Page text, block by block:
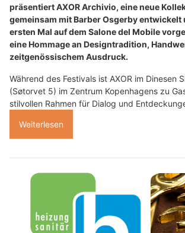
präsentiert AXOR Archivio, eine neue
gemeinsam mit Barber Osgerby entwickelt
ersten Mal auf dem Salone del Mobile
eine Hommage an Designtradition,
zeitgenössischem Ausdruck.
Während des Festivals ist AXOR im Dinesen
(Søtorvet 5) im Zentrum Kopenhagens zu
stilvollen Rahmen für Dialog und
Weiterlesen